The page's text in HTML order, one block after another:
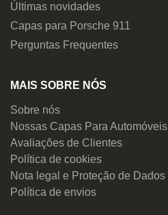
Últimas novidades
Capas para Porsche 911
Perguntas Frequentes
MAIS SOBRE NÓS
Sobre nós
Nossas Capas Para Automóveis
Avaliações de Clientes
Política de cookies
Nota legal e Proteção de Dados
Política de envios